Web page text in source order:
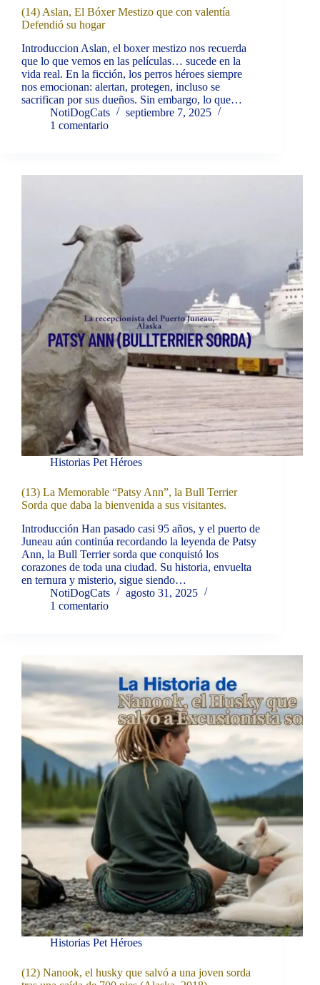
(14) Aslan, El Bóxer Mestizo que con valentía
Defendió su hogar
Introduccion Aslan, el boxer mestizo nos recuerda
que lo que vemos en las películas… sucede en la
vida real. En la ficción, los perros héroes siempre
nos emocionan: alertan, protegen, incluso se
sacrifican por sus dueños. Sin embargo, lo que…
NotiDogCats
septiembre 7, 2025
1 comentario
Historias Pet Héroes
(13) La Memorable “Patsy Ann”, la Bull Terrier
Sorda que daba la bienvenida a sus visitantes.
Introducción Han pasado casi 95 años, y el puerto de
Juneau aún continúa recordando la leyenda de Patsy
Ann, la Bull Terrier sorda que conquistó los
corazones de toda una ciudad. Su historia, envuelta
en ternura y misterio, sigue siendo…
NotiDogCats
agosto 31, 2025
1 comentario
Historias Pet Héroes
(12) Nanook, el husky que salvó a una joven sorda